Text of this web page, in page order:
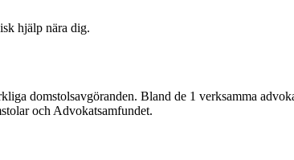
hjälp nära dig.
domstolsavgöranden. Bland de 1 verksamma
och Advokatsamfundet.